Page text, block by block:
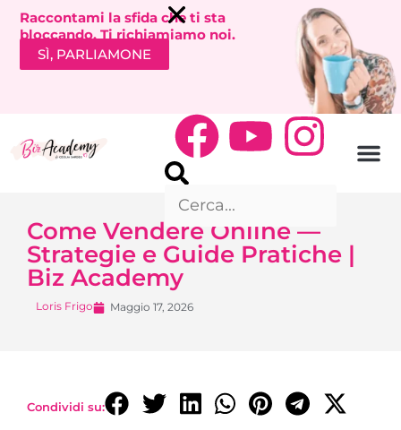
Raccontami la sfida che ti sta
bloccando. Ti richiamiamo noi.
SÌ, PARLIAMONE
Come Vendere Online —
Strategie e Guide Pratiche |
Biz Academy
Loris Frigo Maggio 17, 2026
Condividi su: